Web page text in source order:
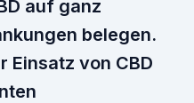
auf ganz
belegen.
Einsatz von CBD